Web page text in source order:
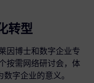
转型
因博士和数字企业专
按需网络研讨会，体
字企业的意义。